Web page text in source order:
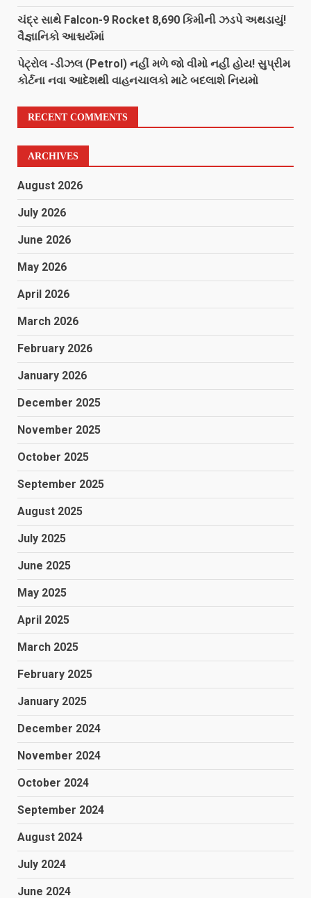
ચંદ્ર સાથે Falcon-9 Rocket 8,690 કિમીની ઝડપે અથડાયું!
વૈજ્ઞાનિકો આશ્ચર્યમાં
પેટ્રોલ -ડીઝલ (Petrol) નહીં મળે જો વીમો નહીં હોય! સુપ્રીમ
કોર્ટના નવા આદેશથી વાહનચાલકો માટે બદલાશે નિયમો
RECENT COMMENTS
ARCHIVES
August 2026
July 2026
June 2026
May 2026
April 2026
March 2026
February 2026
January 2026
December 2025
November 2025
October 2025
September 2025
August 2025
July 2025
June 2025
May 2025
April 2025
March 2025
February 2025
January 2025
December 2024
November 2024
October 2024
September 2024
August 2024
July 2024
June 2024